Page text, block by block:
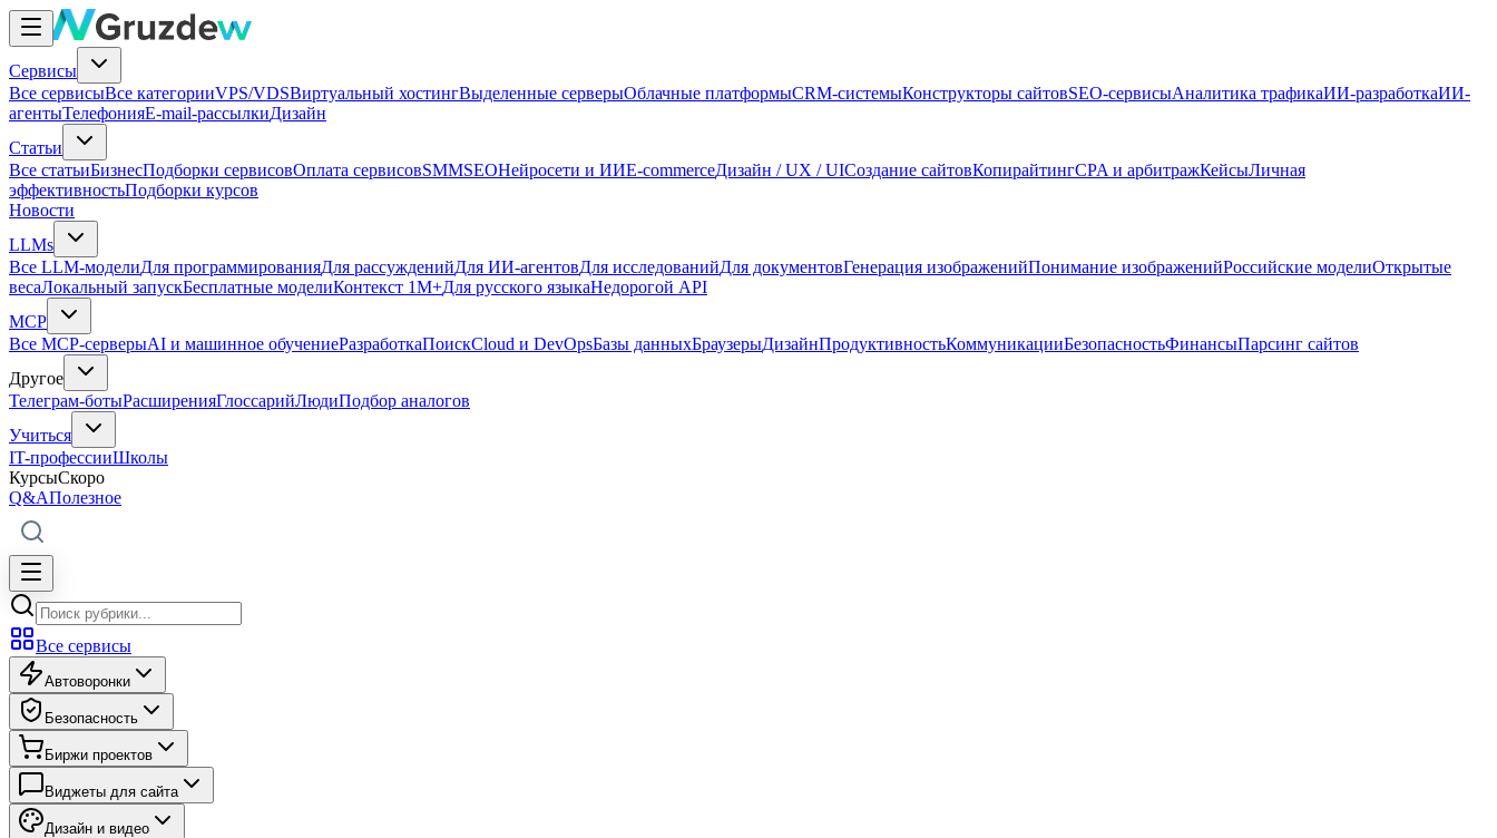
Сервисы
Все сервисыВсе категорииVPS/VDSВиртуальный хостингВыделенные серверыОблачные платформыCRM-системыКонструкторы сайтовSEO-сервисыАналитика трафикаИИ-разработкаИИ-
агентыТелефонияE-mail-рассылкиДизайн
Статьи
Все статьиБизнесПодборки сервисовОплата сервисовSMMSEOНейросети и ИИE-commerceДизайн / UX / UIСоздание сайтовКопирайтингCPA и арбитражКейсыЛичная
эффективностьПодборки курсов
Новости
LLMs
Все LLM-моделиДля программированияДля рассужденийДля ИИ-агентовДля исследованийДля документовГенерация изображенийПонимание изображенийРоссийские моделиОткрытые
весаЛокальный запускБесплатные моделиКонтекст 1M+Для русского языкаНедорогой API
MCP
Все MCP-серверыAI и машинное обучениеРазработкаПоискCloud и DevOpsБазы данныхБраузерыДизайнПродуктивностьКоммуникацииБезопасностьФинансыПарсинг сайтов
Другое
Телеграм-ботыРасширенияГлоссарийЛюдиПодбор аналогов
Учиться
IT-профессииШколы
КурсыСкоро
Q&AПолезное
Все сервисы
Автоворонки
Безопасность
Биржи проектов
Виджеты для сайта
Дизайн и видео